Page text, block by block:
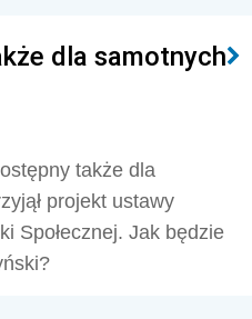
dla samotnych
także dla
projekt ustawy
Społecznej. Jak będzie